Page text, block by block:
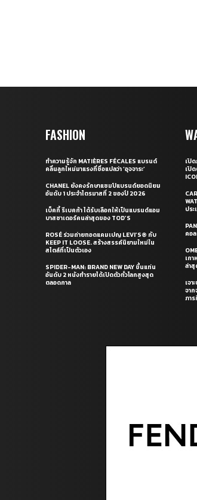
FASHION
ทำความรู้จัก MATIÈRES FÉCALES แบรนด์
คลื่นลูกใหม่มาแรงที่ชื่อแปลว่า ‘อุจจาระ’
CHANEL ยังคงรักษาแชมป์แบรนด์ยอดนิยม
อันดับ 1 ประจำไตรมาสที่ 2 ของปี 2026
เบ็คกี้ รีเบคก้า ได้รับเลือกให้เป็นแบรนด์แอม
บาสซาเดอร์คนล่าสุดของ TOD’S
ROSÉ ร่วมถ่ายทอดแคมเปญ LEVI’S® กับ
KEEP IT LOOSE. สร้างสรรค์นิยามใหม่ใน
สไตล์ที่เป็นตัวเอง
SPIDER-MAN: BRAND NEW DAY ขึ้นแท่น
อันดับ 2 หนังทำรายได้เปิดตัวทั่วโลกสูงสุด
ตลอดกาล
เปิ
เปิ
ปร
คอ
เก
ล่า
เจา
จา
ภา